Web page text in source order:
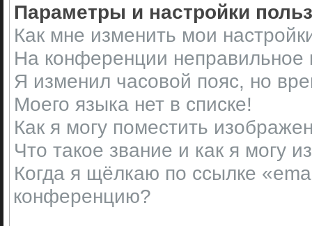
Параметры и настройки
Как мне изменить мои
На конференции неправильное
Я изменил часовой пояс, но
Моего языка нет в списке!
Как я могу поместить
Что такое звание и как я могу
Когда я щёлкаю по ссылке
конференцию?